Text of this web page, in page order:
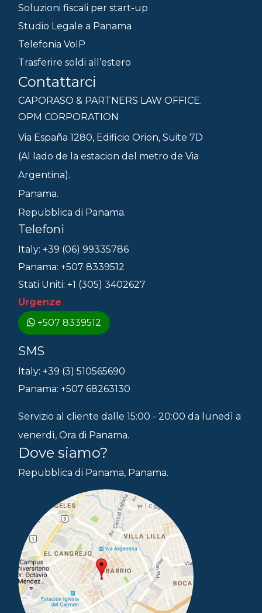
Soluzioni fiscali per start-up
Studio Legale a Panama
Telefonia VoIP
Trasferire soldi all’estero
Contattarci
CAPORASO & PARTNERS LAW OFFICE.
OPM CORPORATION
Via España 1280, Edificio Orion, Suite 7D
(Al lado de la estacion del metro de Via
Argentina).
Panama.
Repubblica di Panama.
Telefoni
Italy: +39 (06) 99335786
Panama: +507 8339512
Stati Uniti: +1 (305) 3402627
Urgenze
+507 8339512
SMS
Italy: +39 (3) 510565690
Panama: +507 68263130
Servizio al cliente dalle 15:00 - 20:00 da lunedì a
venerdì, Ora di Panama.
Dove siamo?
Repubblica di Panama, Panama.